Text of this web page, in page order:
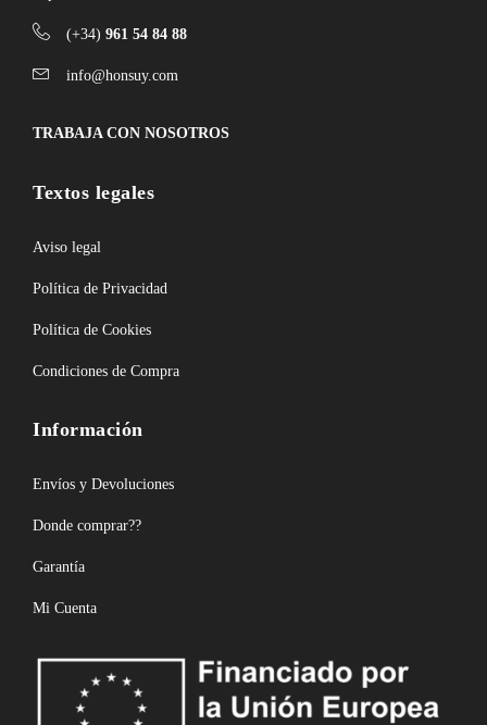
(+34) 961 54 84 88
info@honsuy.com
TRABAJA CON NOSOTROS
Textos legales
Aviso legal
Política de Privacidad
Política de Cookies
Condiciones de Compra
Información
Envíos y Devoluciones
Donde comprar??
Garantía
Mi Cuenta